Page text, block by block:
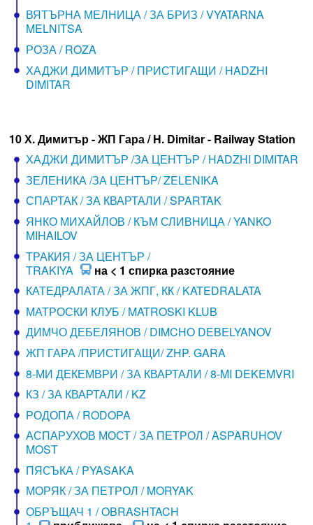
ВЯТЪРНА МЕЛНИЦА / ЗА БРИЗ / VYATARNA
MELNITSA
РОЗА / ROZA
ХАДЖИ ДИМИТЪР / ПРИСТИГАЩИ / HADZHI
DIMITAR
10 Х. Димитър - ЖП Гара / H. Dimitar - Railway Station
ХАДЖИ ДИМИТЪР /ЗА ЦЕНТЪР / HADZHI DIMITAR
ЗЕЛЕНИКА /ЗА ЦЕНТЪР/ ZELENIKA
СПАРТАК / ЗА КВАРТАЛИ / SPARTAK
ЯНКО МИХАЙЛОВ / КЪМ СЛИВНИЦА / YANKO
MIHAILOV
ТРАКИЯ / ЗА ЦЕНТЪР /
TRAKIYA
на < 1 спирка разстояние
КАТЕДРАЛАТА / ЗА ЖПГ, КК / KATEDRALATA
МАТРОСКИ КЛУБ / MATROSKI KLUB
ДИМЧО ДЕБЕЛЯНОВ / DIMCHO DEBELYANOV
ЖП ГАРА /ПРИСТИГАЩИ/ ZHP. GARA
8-МИ ДЕКЕМВРИ / ЗА КВАРТАЛИ / 8-MI DEKEMVRI
КЗ / ЗА КВАРТАЛИ / KZ
РОДОПА / RODOPA
АСПАРУХОВ МОСТ / ЗА ПЕТРОЛ / ASPARUHOV
MOST
ПЯСЪКА / PYASAKA
МОРЯК / ЗА ПЕТРОЛ / MORYAK
ОБРЪЩАЧ 1 / OBRASHTACH